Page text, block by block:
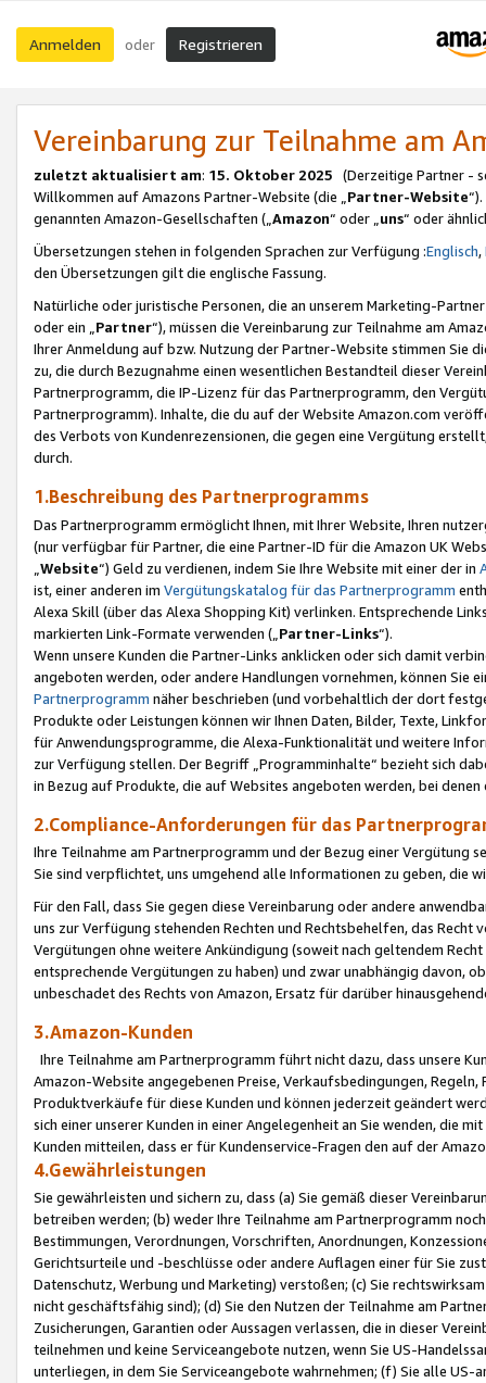
Anmelden oder Registrieren
Vereinbarung zur Teilnahme am
zuletzt aktualisiert am: 15. Oktober 2025 (Derzeitige Partner -
Willkommen auf Amazons Partner-Website (die „Partner-Website
genannten Amazon-Gesellschaften („Amazon“ oder „uns“ oder
Übersetzungen stehen in folgenden Sprachen zur Verfügung :Englisch,
den Übersetzungen gilt die englische Fassung.
Natürliche oder juristische Personen, die an unserem Marketing-
oder ein „Partner“), müssen die Vereinbarung zur Teilnahme am
Ihrer Anmeldung auf bzw. Nutzung der Partner-Website stimmen Sie
zu, die durch Bezugnahme einen wesentlichen Bestandteil dieser
Partnerprogramm, die IP-Lizenz für das Partnerprogramm, den
Partnerprogramm). Inhalte, die du auf der Website Amazon.com
des Verbots von Kundenrezensionen, die gegen eine Vergütung
durch.
1.Beschreibung des Partnerprogramms
Das Partnerprogramm ermöglicht Ihnen, mit Ihrer Website, Ihren
(nur verfügbar für Partner, die eine Partner-ID für die Amazon UK
Website“) Geld zu verdienen, indem Sie Ihre Website mit einer der in
ist, einer anderen im Vergütungskatalog für das Partnerprogramm
Alexa Skill (über das Alexa Shopping Kit) verlinken. Entsprechende
markierten Link-Formate verwenden („ Partner-Links“).
Wenn unsere Kunden die Partner-Links anklicken oder sich damit
angeboten werden, oder andere Handlungen vornehmen, können Sie
Partnerprogramm näher beschrieben (und vorbehaltlich der dort
Produkte oder Leistungen können wir Ihnen Daten, Bilder, Texte,
für Anwendungsprogramme, die Alexa-Funktionalität und weitere
zur Verfügung stellen. Der Begriff „Programminhalte“ bezieht sich
in Bezug auf Produkte, die auf Websites angeboten werden, bei
2.Compliance-Anforderungen für das
Ihre Teilnahme am Partnerprogramm und der Bezug einer Vergütung
Sie sind verpflichtet, uns umgehend alle Informationen zu geben, die
Für den Fall, dass Sie gegen diese Vereinbarung oder andere
uns zur Verfügung stehenden Rechten und Rechtsbehelfen, das
Vergütungen ohne weitere Ankündigung (soweit nach geltendem
entsprechende Vergütungen zu haben) und zwar unabhängig davon,
unbeschadet des Rechts von Amazon, Ersatz für darüber
3.Amazon-Kunden
Ihre Teilnahme am Partnerprogramm führt nicht dazu, dass unsere
Amazon-Website angegebenen Preise, Verkaufsbedingungen,
Produktverkäufe für diese Kunden und können jederzeit geändert
sich einer unserer Kunden in einer Angelegenheit an Sie wenden, die
Kunden mitteilen, dass er für Kundenservice-Fragen den auf der
4.Gewährleistungen
Sie gewährleisten und sichern zu, dass (a) Sie gemäß dieser
betreiben werden; (b) weder Ihre Teilnahme am Partnerprogramm
Bestimmungen, Verordnungen, Vorschriften, Anordnungen,
Gerichtsurteile und -beschlüsse oder andere Auflagen einer für Sie
Datenschutz, Werbung und Marketing) verstoßen; (c) Sie
nicht geschäftsfähig sind); (d) Sie den Nutzen der Teilnahme am
Zusicherungen, Garantien oder Aussagen verlassen, die in dieser
teilnehmen und keine Serviceangebote nutzen, wenn Sie US-
unterliegen, in dem Sie Serviceangebote wahrnehmen; (f) Sie alle